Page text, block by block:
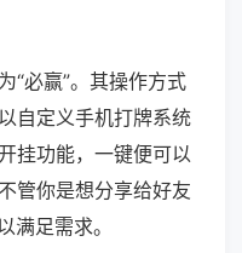
“必赢”。其操作方式
自定义手机打牌系统
挂功能，一键便可以
管你是想分享给好友
满足需求。